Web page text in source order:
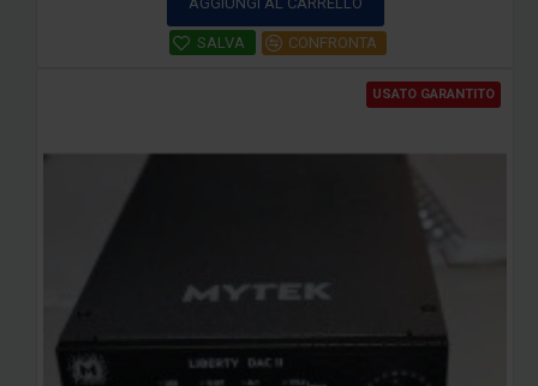
SALVA CONFRONTA
USATO GARANTITO